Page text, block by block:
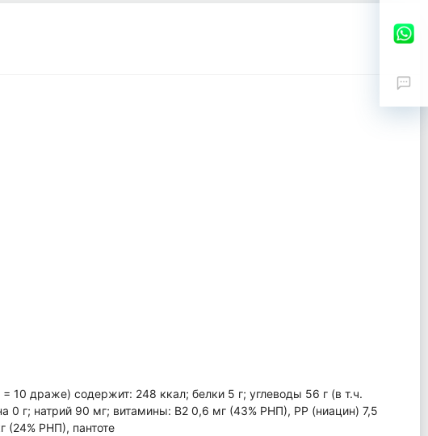
= 10 драже) содержит: 248 ккал; белки 5 г; углеводы 56 г (в т.ч.
0 г; натрий 90 мг; витамины: В2 0,6 мг (43% РНП), РР (ниацин) 7,5
(24% РНП), пантоте